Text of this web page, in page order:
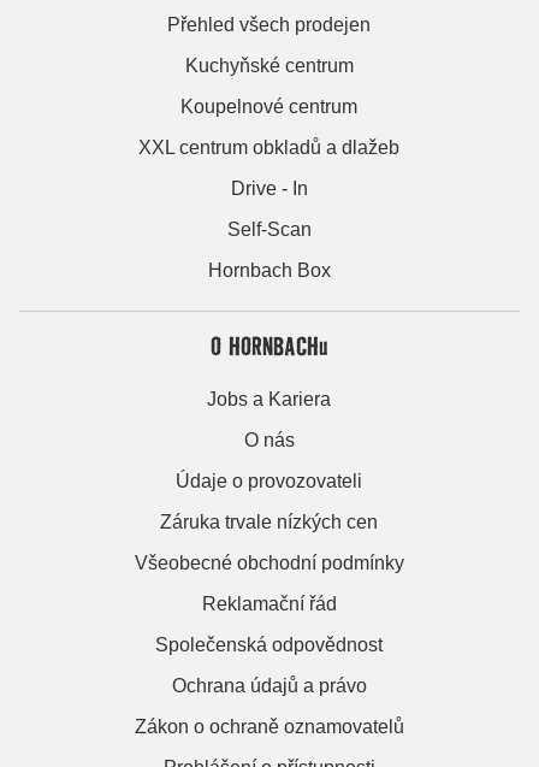
Přehled všech prodejen
Kuchyňské centrum
Koupelnové centrum
XXL centrum obkladů a dlažeb
Drive - In
Self-Scan
Hornbach Box
O HORNBACHu
Jobs a Kariera
O nás
Údaje o provozovateli
Záruka trvale nízkých cen
Všeobecné obchodní podmínky
Reklamační řád
Společenská odpovědnost
Ochrana údajů a právo
Zákon o ochraně oznamovatelů